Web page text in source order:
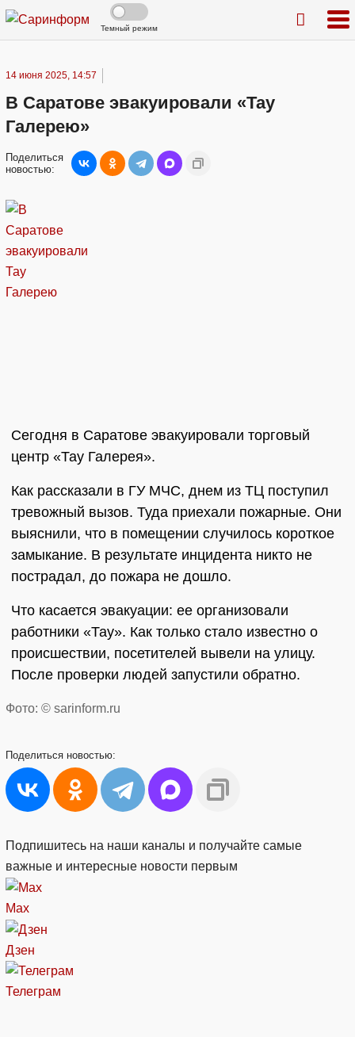
Темный режим
14 июня 2025, 14:57
В Саратове эвакуировали «Тау
Галерею»
Поделиться
новостью:
Сегодня в Саратове эвакуировали торговый
центр «Тау Галерея».
Как рассказали в ГУ МЧС, днем из ТЦ поступил
тревожный вызов. Туда приехали пожарные. Они
выяснили, что в помещении случилось короткое
замыкание. В результате инцидента никто не
пострадал, до пожара не дошло.
Что касается эвакуации: ее организовали
работники «Тау». Как только стало известно о
происшествии, посетителей вывели на улицу.
После проверки людей запустили обратно.
Фото: © sarinform.ru
Поделиться новостью:
Подпишитесь на наши каналы и получайте самые
важные и интересные новости первым
Max
Дзен
Телеграм